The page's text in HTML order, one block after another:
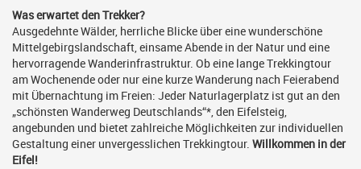
Was erwartet den Trekker?
Ausgedehnte Wälder, herrliche Blicke über eine wunderschöne
Mittelgebirgslandschaft, einsame Abende in der Natur und eine
hervorragende Wanderinfrastruktur. Ob eine lange Trekkingtour
am Wochenende oder nur eine kurze Wanderung nach Feierabend
mit Übernachtung im Freien: Jeder Naturlagerplatz ist gut an den
„schönsten Wanderweg Deutschlands“*, den Eifelsteig,
angebunden und bietet zahlreiche Möglichkeiten zur individuellen
Gestaltung einer unvergesslichen Trekkingtour. Willkommen in der
Eifel!